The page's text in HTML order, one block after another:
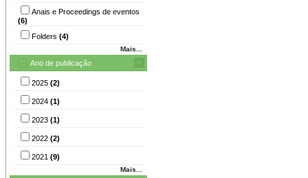
Anais e Proceedings de eventos
(6)
Folders (4)
Mais...
Ano de publicação
2025 (2)
2024 (1)
2023 (1)
2022 (2)
2021 (9)
Mais...